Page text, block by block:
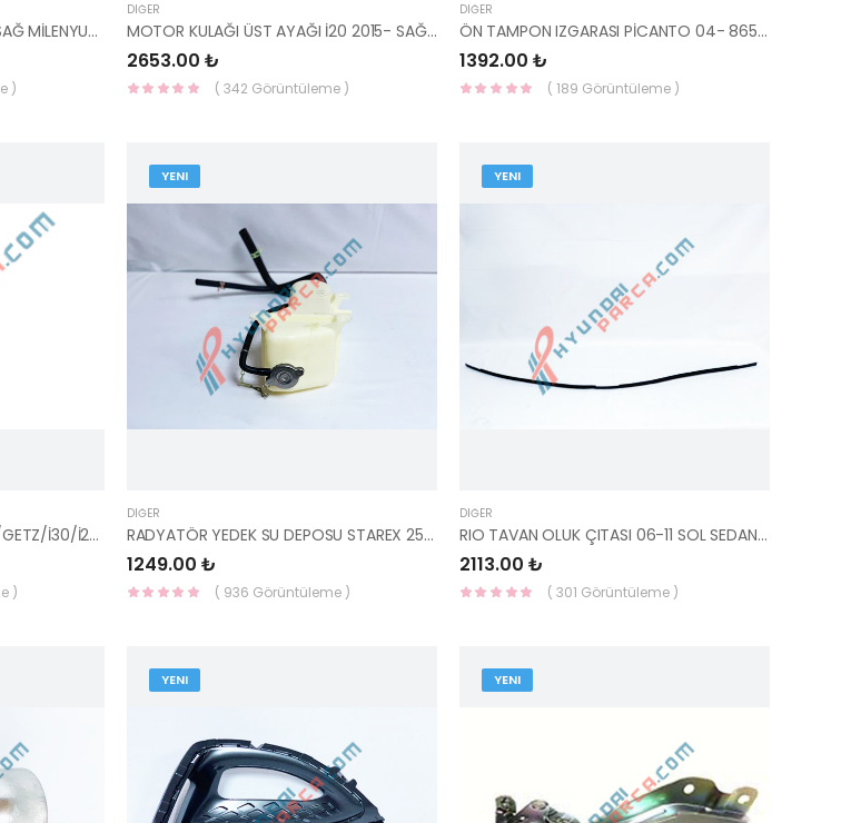
CAM KENAR SIYIRICI ÖN DIŞ SAĞ MİLENYUM/ADMİRA 82220-25000-HMC
)
DIĞER
MOTOR KULAĞI ÜST AYAĞI İ20 2015- SAĞ 1.2 21825-C8000-HMC
2653.00 ₺
( 342 Görüntüleme )
DIĞER
ÖN TAMPON IZGARASI PİCANTO 04- 86512-07000-HMC
1392.00 ₺
( 189 Görüntüleme )
V KAYIŞI GERGİ KÜTÜĞÜ ERA/GETZ/İ30/İ20/CEED/RİO/BLUE DİZEL 25281-2A100-İNA
)
YENI
DIĞER
RADYATÖR YEDEK SU DEPOSU STAREX 25431-4A001-YS
1249.00 ₺
( 936 Görüntüleme )
YENI
DIĞER
RIO TAVAN OLUK ÇITASI 06-11 SOL SEDAN 87231-1G000-HMC
2113.00 ₺
( 301 Görüntüleme )
YENI YENI